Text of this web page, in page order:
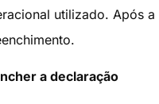
utilizado. Após
a declaração